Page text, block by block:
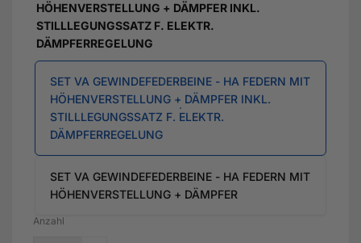
HÖHENVERSTELLUNG + DÄMPFER INKL.
STILLLEGUNGSSATZ F. ELEKTR.
DÄMPFERREGELUNG
SET VA GEWINDEFEDERBEINE - HA FEDERN MIT
HÖHENVERSTELLUNG + DÄMPFER INKL.
STILLLEGUNGSSATZ F. ELEKTR.
DÄMPFERREGELUNG
SET VA GEWINDEFEDERBEINE - HA FEDERN MIT
HÖHENVERSTELLUNG + DÄMPFER
Anzahl